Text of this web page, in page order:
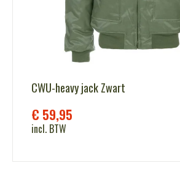
CWU-heavy jack Zwart
€ 59,95
incl. BTW